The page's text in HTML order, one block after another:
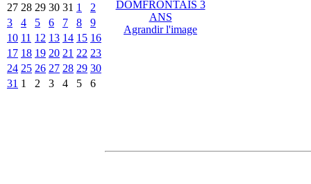
27 28 29 30 31 1
2
3
4 5 6 7 8
9
10 11 12 13 14 15 16
17 18 19 20 21 22 23
24 25 26 27 28 29 30
31 1 2 3 4 5 6
Agrandir l'image